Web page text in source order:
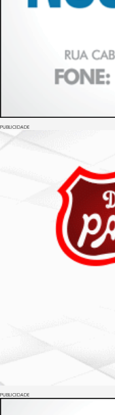
PUBLICIDADE
PUBLICIDADE